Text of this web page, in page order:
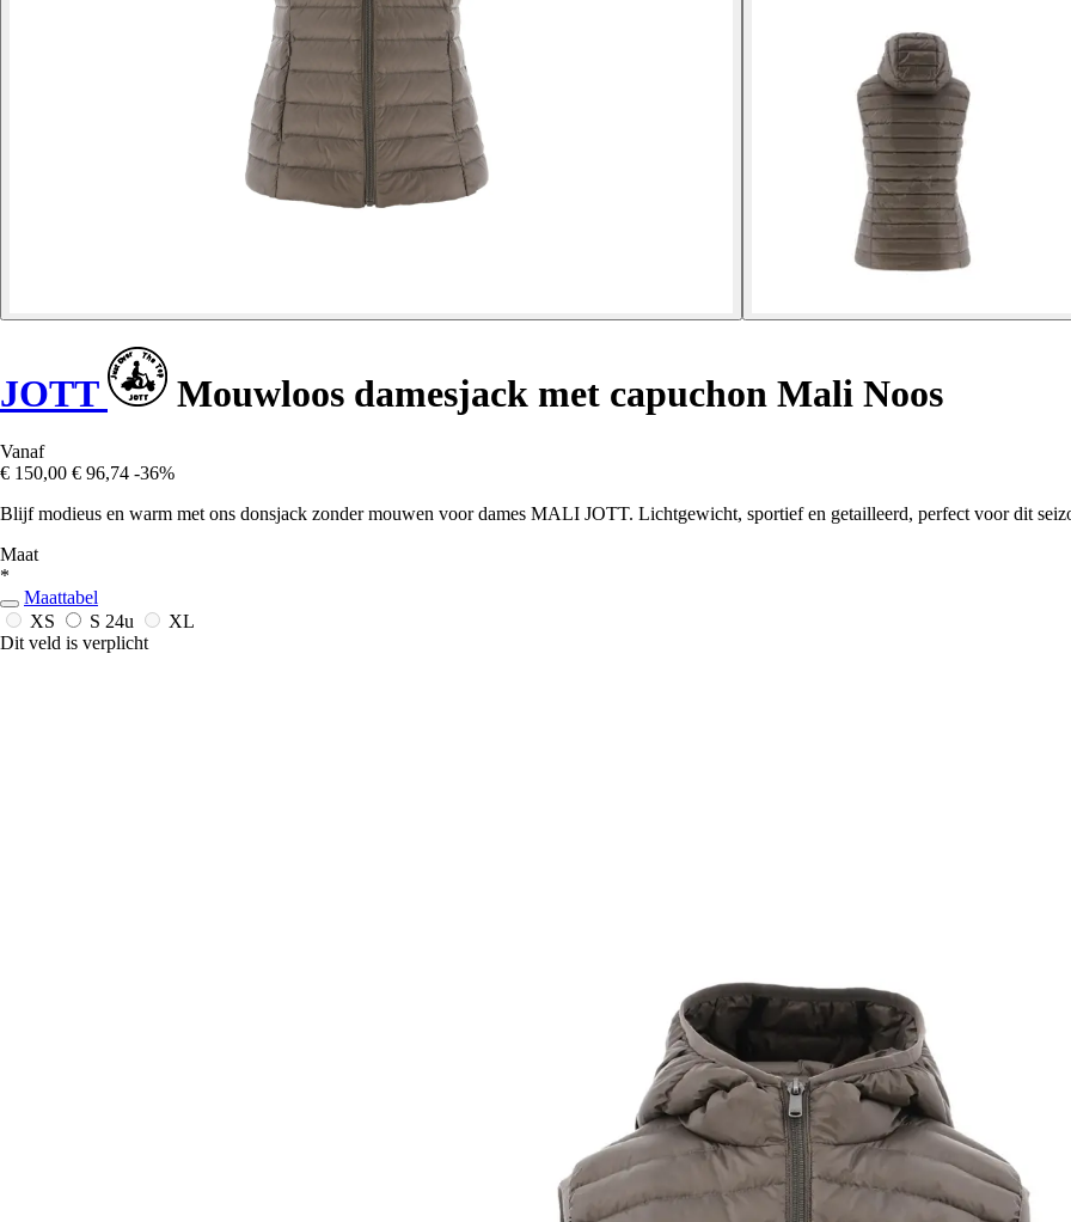
JOTT Mouwloos damesjack met capuchon Mali Noos
Vanaf
€ 150,00 € 96,74 -36%
Blijf modieus en warm met ons donsjack zonder mouwen voor dames MALI JOTT. Lichtgewicht, sportief en getailleerd, perfect voor dit
Maat
*
Maattabel
XS
S 24u
XL
Dit veld is verplicht